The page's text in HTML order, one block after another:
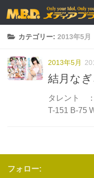
コンテンツへスキップ
カテゴリー: 2013年5月
2013年5月
結月な
タレント
T-151 B-75
フォロー: